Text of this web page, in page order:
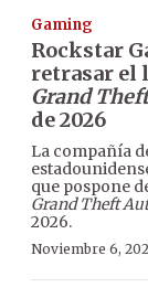
Gaming
Rockstar
retrasar el
Grand
de 2026
La compañía
que pospone
Grand Theft
2026.
Noviembre 6,